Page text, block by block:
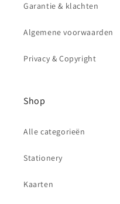
Garantie & klachten
Algemene voorwaarden
Privacy & Copyright
Shop
Alle categorieën
Stationery
Kaarten